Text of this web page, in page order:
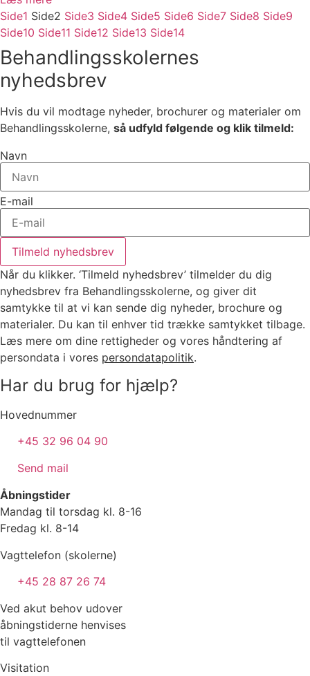
Side1 Side2 Side3 Side4 Side5 Side6 Side7 Side8 Side9
Side10 Side11 Side12 Side13 Side14
Behandlingsskolernes
nyhedsbrev
Hvis du vil modtage nyheder, brochurer og materialer om
Behandlingsskolerne, så udfyld følgende og klik tilmeld:
Navn
E-mail
Tilmeld nyhedsbrev
Når du klikker. ‘Tilmeld nyhedsbrev’ tilmelder du dig
nyhedsbrev fra Behandlingsskolerne, og giver dit
samtykke til at vi kan sende dig nyheder, brochure og
materialer. Du kan til enhver tid trække samtykket tilbage.
Læs mere om dine rettigheder og vores håndtering af
persondata i vores persondatapolitik.
Har du brug for hjælp?
Hovednummer
+45 32 96 04 90
Send mail
Åbningstider
Mandag til torsdag kl. 8-16
Fredag kl. 8-14
Vagttelefon (skolerne)
+45 28 87 26 74
Ved akut behov udover
åbningstiderne henvises
til vagttelefonen
Visitation